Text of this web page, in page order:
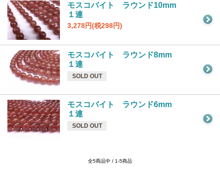
モスコバイト ラウンド10mm
１連
3,278円(税298円)
モスコバイト ラウンド8mm
１連
SOLD OUT
モスコバイト ラウンド6mm
１連
SOLD OUT
全5商品中 / 1-5商品